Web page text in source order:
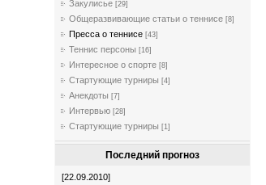
Закулисье [29]
Общеразвивающие статьи о теннисе [8]
Пресса о теннисе [43]
Теннис персоны [16]
Интересное о спорте [8]
Стартующие турниры [4]
Анекдоты [7]
Интервью [28]
Стартующие турниры [1]
Последний прогноз
[22.09.2010]